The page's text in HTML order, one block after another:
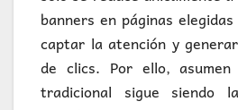
banners en páginas
captar la atención y
de clics. Por ello,
tradicional sigue siendo